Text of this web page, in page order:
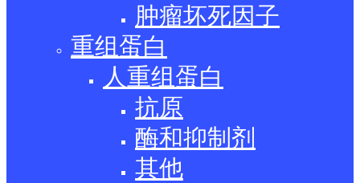
肿瘤坏死因子
重组蛋白
人重组蛋白
抗原
酶和抑制剂
其他